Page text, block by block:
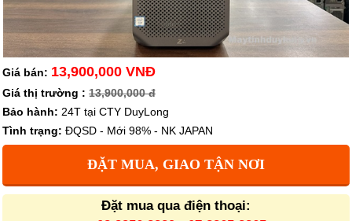
Giá bán: 13,900,000 VNĐ
Giá thị trường : 13,900,000 đ
Bảo hành: 24T tại CTY DuyLong
Tình trạng: ĐQSD - Mới 98% - NK JAPAN
ĐẶT MUA, GIAO TẬN NƠI
Đặt mua qua điện thoại: